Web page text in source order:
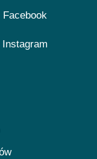
Facebook
Instagram